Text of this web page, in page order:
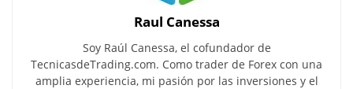
Raul Canessa
Soy Raúl Canessa, el cofundador de
TecnicasdeTrading.com. Como trader de Forex con una
amplia experiencia, mi pasión por las inversiones y el